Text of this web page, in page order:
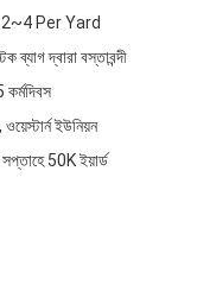
Per Yard
ব্যাগ দ্বারা বস্তাবন্দী
ওয়েস্টার্ন ইউনিয়ন
50K ইয়ার্ড